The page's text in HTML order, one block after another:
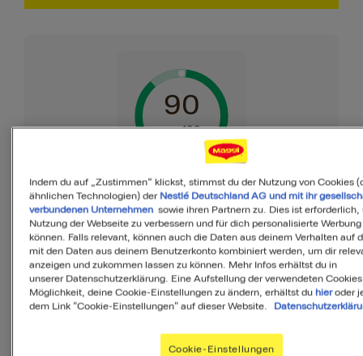
90
von 100
MyMenu IQ™
Ist diese Mahlzeit
ausgewogen?
MyMenuIQ hilft Dir, deinen Körper mit
allen Nährstoffen zu versorgen, die Du
täglich brauchst.
Indem du auf „Zustimmen“ klickst, stimmst du der Nutzung von Cookies
ähnlichen Technologien) der Nestlé Deutschland AG und mit ihr
verbundenen Unternehmensowie ihren Partnern zu. Dies ist erforderlich,
Nutzung der Webseite zu verbessern und für dich personalisierte
können. Falls relevant, können auch die Daten aus deinem Verhalten auf
mit den Daten aus deinem Benutzerkonto kombiniert werden, um dir
anzeigen und zukommen lassen zu können. Mehr Infos erhältst du in
unserer Datenschutzerklärung. Eine Aufstellung der verwendeten
Möglichkeit, deine Cookie-Einstellungen zu ändern, erhältst du hieroder
dem Link "Cookie-Einstellungen" auf dieser Website.
Cookie-Einstellungen